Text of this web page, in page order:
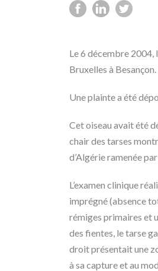
Le 6 décembre 2004,
Bruxelles à
Une plainte a été
Cet oiseau avait été
chair des tarses
d’Algérie ramenée
L’examen clinique
imprégné (absence
rémiges primaires et
des fientes, le tarse
droit présentait une
à sa capture et au